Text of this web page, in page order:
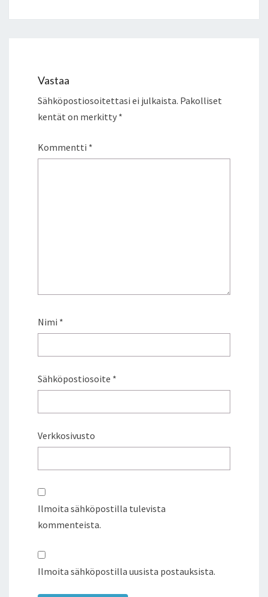
Vastaa
Sähköpostiosoitettasi ei julkaista. Pakolliset
kentät on merkitty *
Kommentti *
Nimi *
Sähköpostiosoite *
Verkkosivusto
Ilmoita sähköpostilla tulevista
kommenteista.
Ilmoita sähköpostilla uusista postauksista.